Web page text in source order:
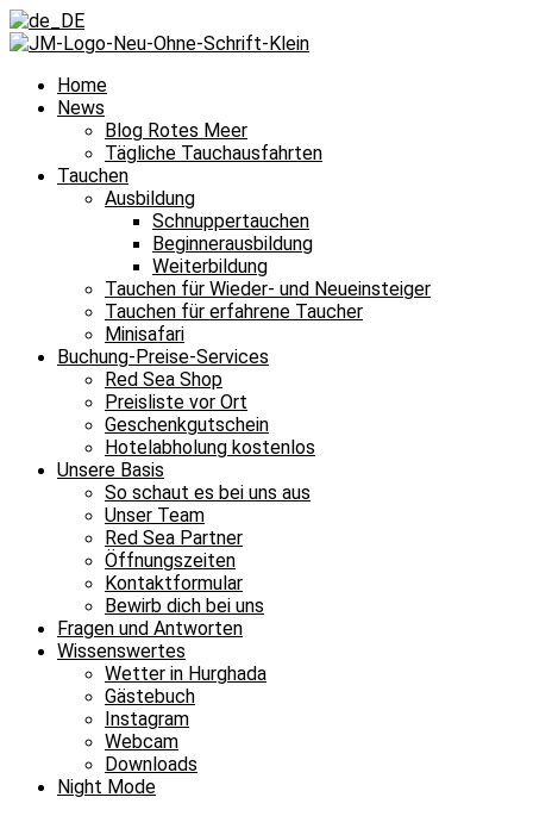
Home
News
Blog Rotes Meer
Tägliche Tauchausfahrten
Tauchen
Ausbildung
Schnuppertauchen
Beginnerausbildung
Weiterbildung
Tauchen für Wieder- und Neueinsteiger
Tauchen für erfahrene Taucher
Minisafari
Buchung-Preise-Services
Red Sea Shop
Preisliste vor Ort
Geschenkgutschein
Hotelabholung kostenlos
Unsere Basis
So schaut es bei uns aus
Unser Team
Red Sea Partner
Öffnungszeiten
Kontaktformular
Bewirb dich bei uns
Fragen und Antworten
Wissenswertes
Wetter in Hurghada
Gästebuch
Instagram
Webcam
Downloads
Night Mode